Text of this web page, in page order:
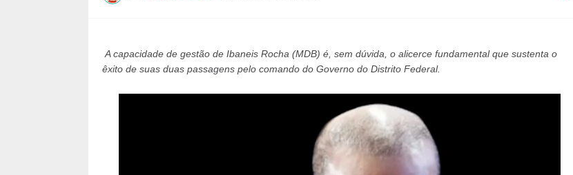
A capacidade de gestão de Ibaneis Rocha (MDB) é, sem dúvida, o alicerce fundamental que sustenta o
êxito de suas duas passagens pelo comando do Governo do Distrito Federal.